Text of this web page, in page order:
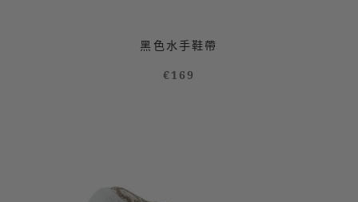
黑色水手鞋帶
€169